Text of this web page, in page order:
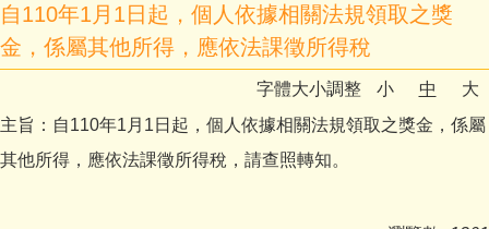
課程計畫
多元學習
家庭教育成果
自110年1月1日起，個人依據相關法規領取之獎
金，係屬其他所得，應依法課徵所得稅
字體大小調整 小 中
大
主旨：自110年1月1日起，個人依據相關法規領取之獎金，係屬
其他所得，應依法課徵所得稅，請查照轉知。